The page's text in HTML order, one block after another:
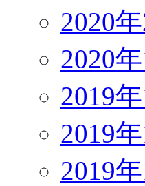
2020
2020
2019
2019
2019